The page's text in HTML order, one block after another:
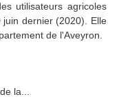
utilisateurs agricoles
dernier (2020). Elle
de l'Aveyron.
la...